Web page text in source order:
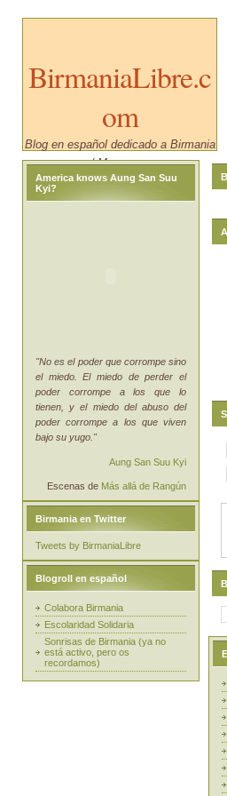
BirmaniaLibre.c
om
Blog en español dedicado a Birmania
/ Myanmar.
America knows Aung San Suu
Kyi?
"No es el poder que corrompe sino
el miedo. El miedo de perder el
poder corrompe a los que lo
tienen, y el miedo del abuso del
poder corrompe a los que viven
bajo su yugo."
Aung San Suu Kyi
Escenas de Más allá de Rangún
Birmania en Twitter
Tweets by BirmaniaLibre
Blogroll en español
Colabora Birmania
Escolaridad Solidaria
Sonrisas de Birmania (ya no
está activo, pero os
recordamos)